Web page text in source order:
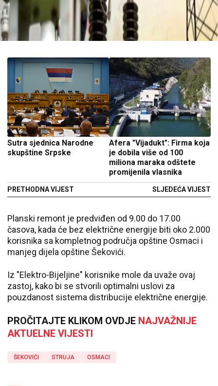
Sutra sjednica Narodne
skupštine Srpske
PRETHODNA VIJEST
Afera "Vijadukt": Firma koja
je dobila više od 100
miliona maraka odštete
promijenila vlasnika
SLJEDEĆA VIJEST
Planski remont je predviđen od 9.00 do 17.00
časova, kada će bez električne energije biti oko 2.000
korisnika sa kompletnog područja opštine Osmaci i
manjeg dijela opštine Šekovići.
Iz "Elektro-Bijeljine" korisnike mole da uvaže ovaj
zastoj, kako bi se stvorili optimalni uslovi za
pouzdanost sistema distribucije električne energije.
PROČITAJTE KLIKOM OVDJE NAJVAŽNIJE
AKTUELNE VIJESTI
ŠEKOVIĆI STRUJA OSMACI